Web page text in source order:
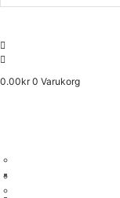
0.00kr 0 Varukorg